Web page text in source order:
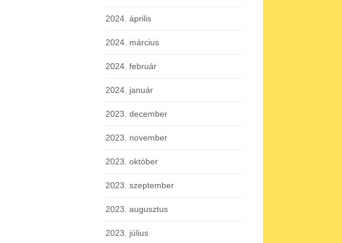
2024. április
2024. március
2024. február
2024. január
2023. december
2023. november
2023. október
2023. szeptember
2023. augusztus
2023. július